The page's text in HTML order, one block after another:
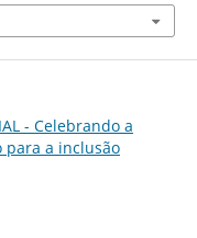
- Celebrando a
para a inclusão